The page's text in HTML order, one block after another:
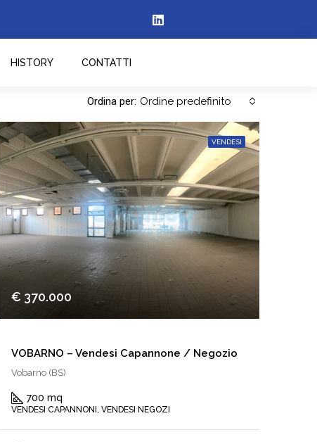
HISTORY CONTATTI
Ordina per: Ordine predefinito
VENDESI
€ 370.000
VOBARNO – Vendesi Capannone / Negozio
Vobarno (BS)
700 mq
VENDESI CAPANNONI, VENDESI NEGOZI